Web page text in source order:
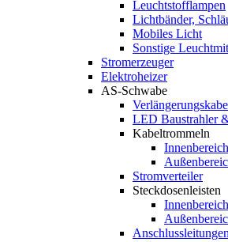
Leuchtstofflampen
Lichtbänder,
Mobiles Licht
Sonstige
Stromerzeuger
Elektroheizer
AS-Schwabe
LED Baustrahler
Kabeltrommeln
Innenbereich
Stromverteiler
Steckdosenleisten
Innenbereich
Anschlussleitungen